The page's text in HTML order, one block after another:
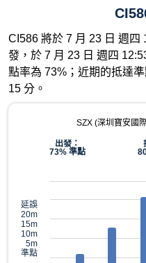
CI586 將於 7 月 23 日 週四
發，於 7 月 23 日 週四
點率為 73%；近期的抵達
15 分。
SZX (深圳寶安國
出發：
73% 準點
延誤
20m
15m
10m
5m
準點